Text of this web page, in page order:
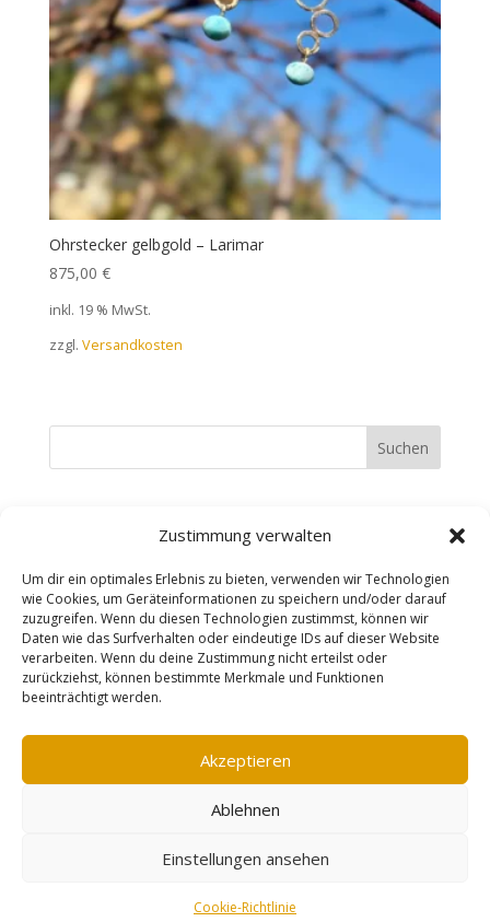
Zustimmung verwalten
Um dir ein optimales Erlebnis zu bieten, verwenden wir Technologien
wie Cookies, um Geräteinformationen zu speichern und/oder darauf
zuzugreifen. Wenn du diesen Technologien zustimmst, können wir
Daten wie das Surfverhalten oder eindeutige IDs auf dieser Website
verarbeiten. Wenn du deine Zustimmung nicht erteilst oder
zurückziehst, können bestimmte Merkmale und Funktionen
beeinträchtigt werden.
Akzeptieren
Ablehnen
Einstellungen ansehen
Cookie-Richtlinie
Ohrstecker gelbgold – Larimar
875,00 €
inkl. 19 % MwSt.
zzgl. Versandkosten
Suchen
Recent Comments
Es sind keine Kommentare vorhanden.
Impressum AGB
Datenschutzerklärung
Widerrufsbelehrung
Vertrag widerrufen
Cookie-Richtlinie (EU)
©mareensschmuckschmiede
Vertrag widerrufen